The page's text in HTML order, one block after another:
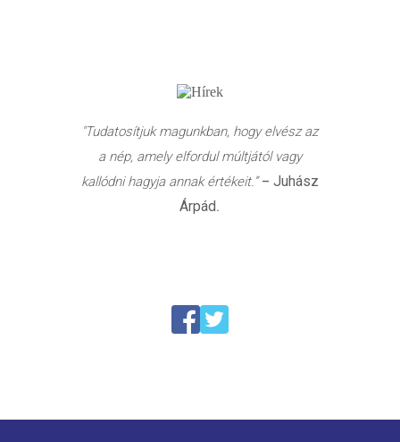
"Tudatosítjuk magunkban, hogy elvész az
a nép, amely elfordul múltjától vagy
kallódni hagyja annak értékeit.”– Juhász
Árpád.